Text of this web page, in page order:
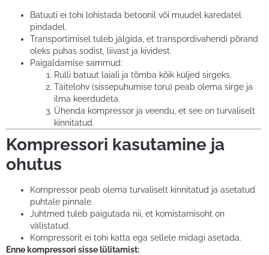
Batuuti ei tohi lohistada betoonil või muudel karedatel
pindadel.
Transportimisel tuleb jälgida, et transpordivahendi põrand
oleks puhas sodist, liivast ja kividest.
Paigaldamise sammud:
Rulli batuut laiali ja tõmba kõik küljed sirgeks.
Täitelohv (sissepuhumise toru) peab olema sirge ja
ilma keerdudeta.
Ühenda kompressor ja veendu, et see on turvaliselt
kinnitatud.
Kompressori kasutamine ja
ohutus
Kompressor peab olema turvaliselt kinnitatud ja asetatud
puhtale pinnale.
Juhtmed tuleb paigutada nii, et komistamisoht on
välistatud.
Kompressorit ei tohi katta ega sellele midagi asetada.
Enne kompressori sisse lülitamist: